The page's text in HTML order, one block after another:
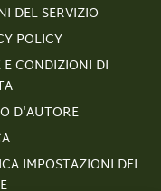
DEL SERVIZIO
POLICY
E CONDIZIONI DI
D'AUTORE
IMPOSTAZIONI DEI